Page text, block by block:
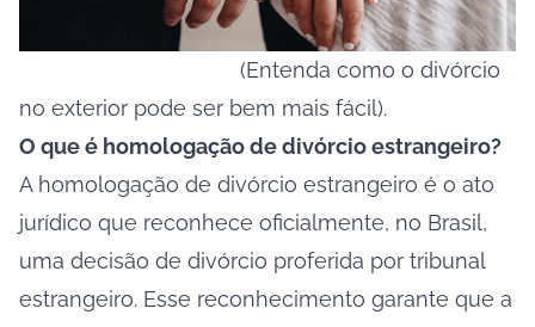
(Entenda como o divórcio
no exterior pode ser bem mais fácil).
O que é homologação de divórcio estrangeiro?
A homologação de divórcio estrangeiro é o ato
jurídico que reconhece oficialmente, no Brasil,
uma decisão de divórcio proferida por tribunal
estrangeiro. Esse reconhecimento garante que a